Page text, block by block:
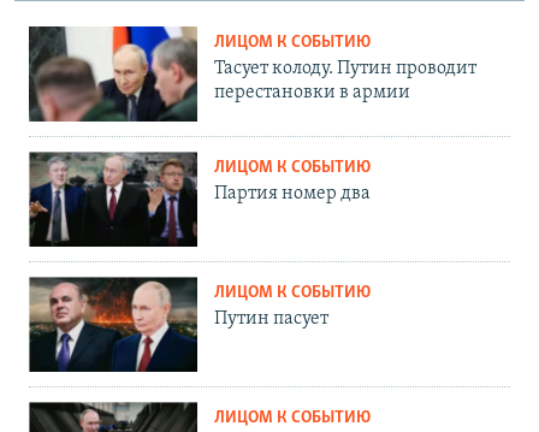
ЛИЦОМ К СОБЫТИЮ
Тасует колоду. Путин проводит
перестановки в армии
ЛИЦОМ К СОБЫТИЮ
Партия номер два
ЛИЦОМ К СОБЫТИЮ
Путин пасует
ЛИЦОМ К СОБЫТИЮ